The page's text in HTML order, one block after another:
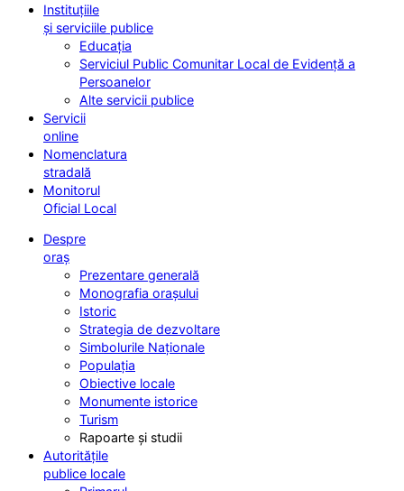
Instituțiile
și serviciile publice
Educația
Serviciul Public Comunitar Local de Evidență a
Persoanelor
Alte servicii publice
Servicii
online
Nomenclatura
stradală
Monitorul
Oficial Local
Despre
oraș
Prezentare generală
Monografia orașului
Istoric
Strategia de dezvoltare
Simbolurile Naționale
Populația
Obiective locale
Monumente istorice
Turism
Rapoarte și studii
Autoritățile
publice locale